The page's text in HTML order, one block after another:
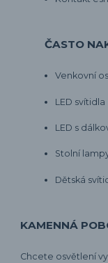
ČASTO
Venkovní
LED svítidla
LED s
Stolní
Dětská
KAMENNÁ
Chcete osvětlení